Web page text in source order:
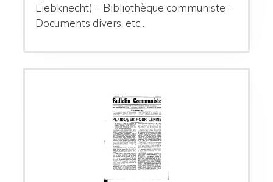
Liebknecht) – Bibliothèque communiste –
Documents divers, etc…